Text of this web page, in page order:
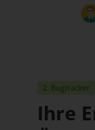
2. Bugtracker
Ihre